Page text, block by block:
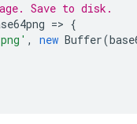
Save to disk.
=> {
, new Buffer(